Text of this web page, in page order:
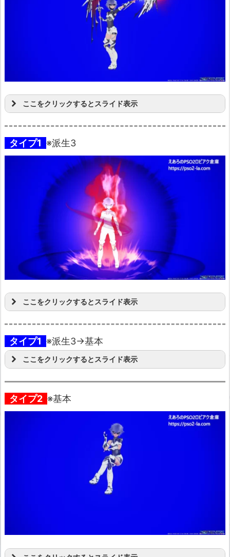
ここをクリックするとスライド表示
タイプ1 ※派生3
ここをクリックするとスライド表示
タイプ1 ※派生3→基本
ここをクリックするとスライド表示
タイプ2 ※基本